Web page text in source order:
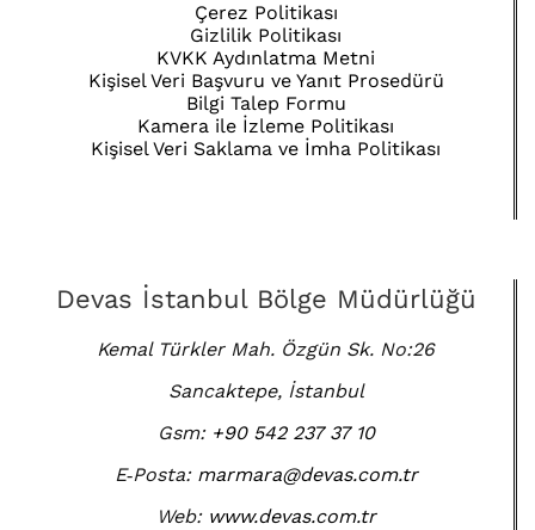
Çerez Politikası
Gizlilik Politikası
KVKK Aydınlatma Metni
Kişisel Veri Başvuru ve Yanıt Prosedürü
Bilgi Talep Formu
Kamera ile İzleme Politikası
Kişisel Veri Saklama ve İmha Politikası
Devas İstanbul Bölge Müdürlüğü
Kemal Türkler Mah. Özgün Sk. No:26
Sancaktepe, İstanbul
Gsm: +90 542 237 37 10
E‑Posta: marmara@devas.com.tr
Web: www.devas.com.tr